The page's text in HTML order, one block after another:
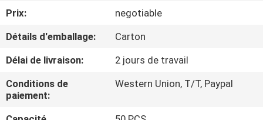
DE
QUALITÉ
CONTACTEZ-
Prix:
negotiable
Détails d'emballage:
Carton
Délai de livraison:
2 jours de travail
Conditions de
paiement:
Western Union, T/T, Paypal